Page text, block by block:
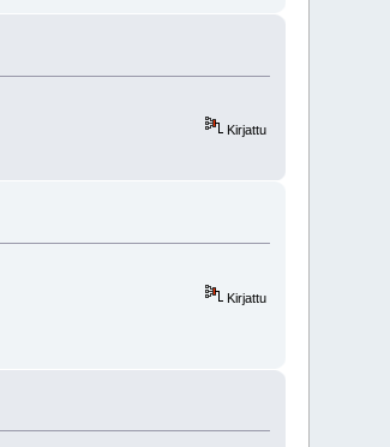
Kirjattu
Kirjattu